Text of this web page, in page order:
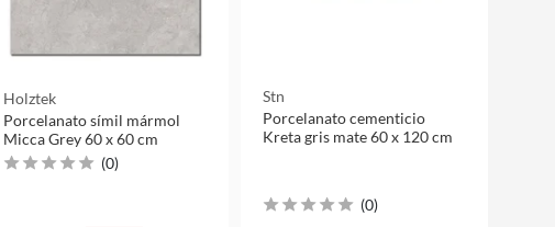
Holztek
Porcelanato símil mármol
Micca Grey 60 x 60 cm
(0)
Stn
Porcelanato cementicio
Kreta gris mate 60 x 120 cm
(0)